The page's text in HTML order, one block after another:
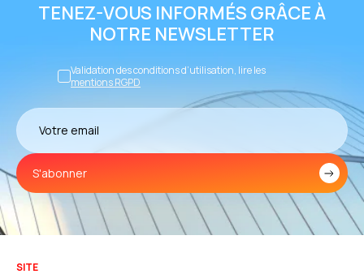
TENEZ-VOUS INFORMÉS GRÂCE À
NOTRE NEWSLETTER
Validation des conditions d’utilisation, lire les
mentions RGPD
S'abonner
SITE